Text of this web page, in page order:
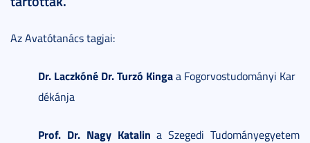
Az Avatótanács tagjai:
Dr. Laczkóné Dr. Turzó Kingaa Fogorvostudományi Kar
dékánja
Prof. Dr. Nagy Katalin a Szegedi Tudományegyetem